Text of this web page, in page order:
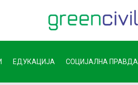
ЕДУКАЦИЈА СОЦИЈАЛНА ПРАВДА